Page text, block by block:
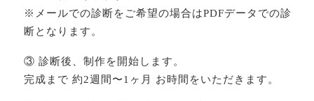
※メールでの診断をご希望の場合はPDFデータでの診
断となります。
③ 診断後、制作を開始します。
完成まで 約2週間〜1ヶ月 お時間をいただきます。